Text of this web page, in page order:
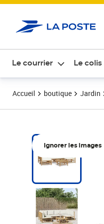
Le courrier Le colis
Accueil boutique Jardin
Ignorer les images